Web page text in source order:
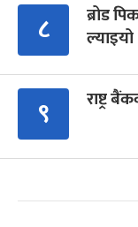
८
ब्रोड
९ राष्ट्र